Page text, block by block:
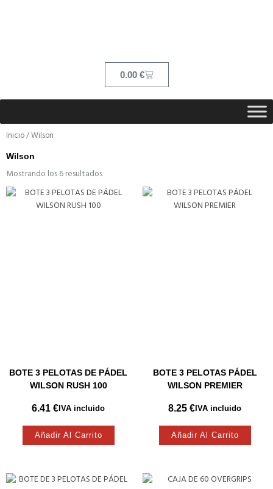
0.00 €Cart
Inicio/ Wilson
Wilson
Mostrando los 6 resultados
BOTE 3 PELOTAS DE PÁDEL
WILSON RUSH 100
6.41 €IVA incluido
Añadir Al Carrito
BOTE 3 PELOTAS PÁDEL
WILSON PREMIER
8.25 €IVA incluido
Añadir Al Carrito